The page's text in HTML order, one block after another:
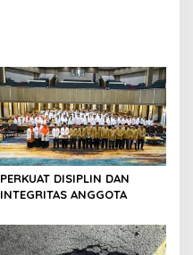
PERKUAT DISIPLIN DAN
INTEGRITAS ANGGOTA